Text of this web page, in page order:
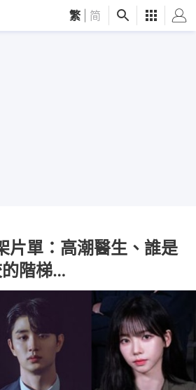
繁 简
單：高潮醫生、誰是
階梯…